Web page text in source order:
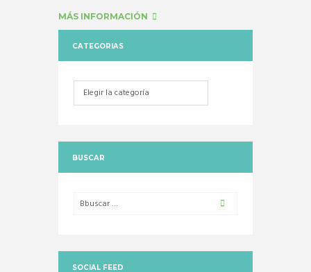
MÁS INFORMACIÓN
CATEGORIAS
Categorias
BUSCAR
SOCIAL FEED